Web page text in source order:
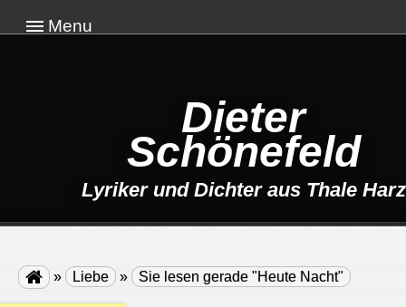
Menu
Dieter
Schönefeld
Lyriker und Dichter aus Thale Harz
 » Liebe » Sie lesen gerade "Heute Nacht"